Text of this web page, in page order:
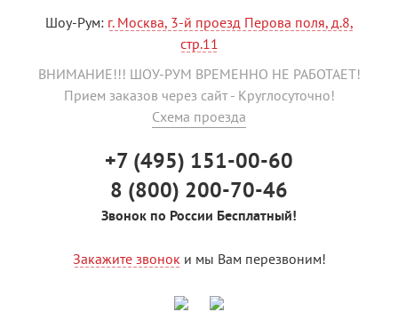
Шоу-Рум: г. Москва, 3-й проезд Перова поля, д.8,
стр.11
ВНИМАНИЕ!!! ШОУ-РУМ ВРЕМЕННО НЕ РАБОТАЕТ!
Прием заказов через сайт - Круглосуточно!
Схема проезда
+7 (495) 151-00-60
8 (800) 200-70-46
Звонок по России Бесплатный!
Закажите звоноки мы Вам перезвоним!